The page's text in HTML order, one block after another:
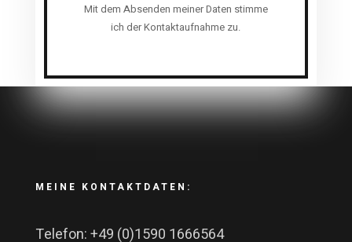
Mit dem Absenden meiner Daten stimme
ich der Kontaktaufnahme zu.
MEINE KONTAKTDATEN:
Telefon: +49 (0)1590 1666564